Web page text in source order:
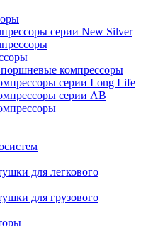
серии New Silver
компрессоры
серии Long Life
серии AB
для легкового
для грузового